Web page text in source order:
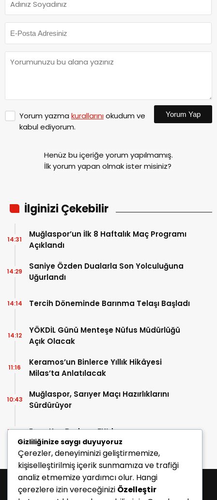
Yorum yazma kurallarınıokudum ve
kabul ediyorum.
Yorum Yap
Henüz bu içeriğe yorum yapılmamış.
İlk yorum yapan olmak ister misiniz?
İlginizi Çekebilir
Muğlaspor’un İlk 8 Haftalık Maç Programı
Açıklandı
14:31
Saniye Özden Dualarla Son Yolculuğuna
Uğurlandı
14:29
Tercih Döneminde Barınma Telaşı Başladı
14:14
YÖKDİL Günü Menteşe Nüfus Müdürlüğü
Açık Olacak
14:12
Keramos’un Binlerce Yıllık Hikâyesi
Milas’ta Anlatılacak
11:16
Muğlaspor, Sarıyer Maçı Hazırlıklarını
Sürdürüyor
10:43
Enes Koç Bodrum FK’da
10:41
Gizliliğinize saygı duyuyoruz
Çerezler, deneyiminizi geliştirmemize,
kişiselleştirilmiş içerik sunmamıza ve trafiği
analiz etmemize yardımcı olur. Hangi
çerezlere izin vereceğinizi Özelleştir